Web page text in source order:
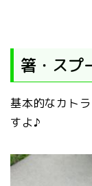
箸・スプ
基本的なカト
すよ♪